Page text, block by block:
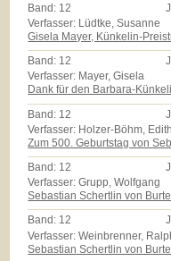
Band: 12
Verfasser: Lüdtke, Susanne
Gisela Mayer, Künkelin-
Band: 12
Verfasser: Mayer, Gisela
Dank für den Barbara-
Band: 12
Verfasser: Holzer-Böhm, Edith
Zum 500. Geburtstag von
Band: 12
Verfasser: Grupp, Wolfgang
Sebastian Schertlin von
Band: 12
Verfasser: Weinbrenner,
Sebastian Schertlin von